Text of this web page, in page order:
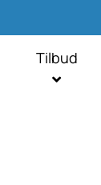
Tilbud